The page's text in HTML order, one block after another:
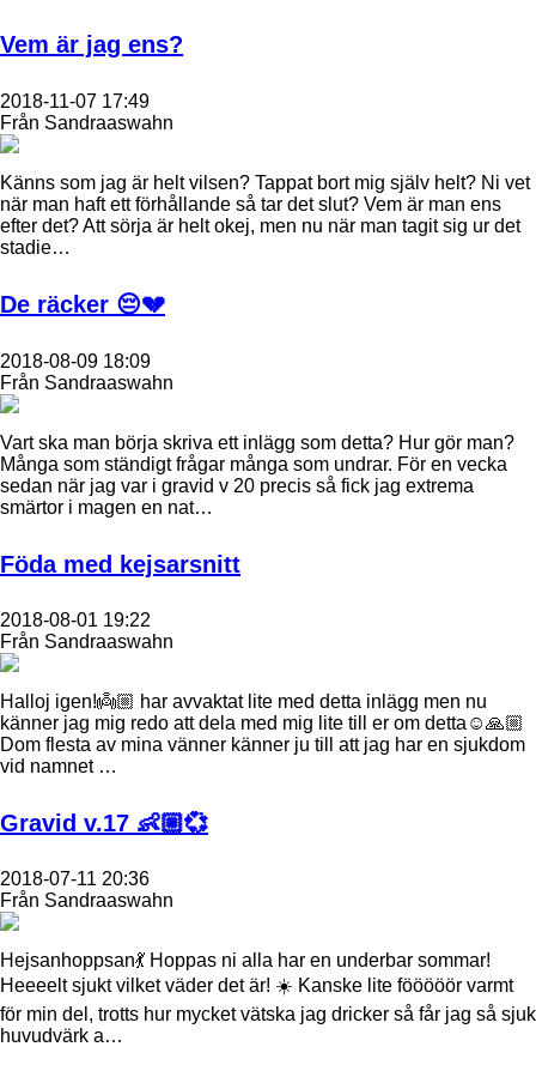
Vem är jag ens?
2018-11-07 17:49
Från Sandraaswahn
Känns som jag är helt vilsen? Tappat bort mig själv helt? Ni vet
när man haft ett förhållande så tar det slut? Vem är man ens
efter det? Att sörja är helt okej, men nu när man tagit sig ur det
stadie…
De räcker 😔💔
2018-08-09 18:09
Från Sandraaswahn
Vart ska man börja skriva ett inlägg som detta? Hur gör man?
Många som ständigt frågar många som undrar. För en vecka
sedan när jag var i gravid v 20 precis så fick jag extrema
smärtor i magen en nat…
Föda med kejsarsnitt
2018-08-01 19:22
Från Sandraaswahn
Halloj igen!👼🏼 har avvaktat lite med detta inlägg men nu
känner jag mig redo att dela med mig lite till er om detta☺️🙏🏼
Dom flesta av mina vänner känner ju till att jag har en sjukdom
vid namnet …
Gravid v.17 👶🏼💞
2018-07-11 20:36
Från Sandraaswahn
Hejsanhoppsan💃 Hoppas ni alla har en underbar sommar!
Heeeelt sjukt vilket väder det är! ☀️ Kanske lite fööööör varmt
för min del, trotts hur mycket vätska jag dricker så får jag så sjuk
huvudvärk a…